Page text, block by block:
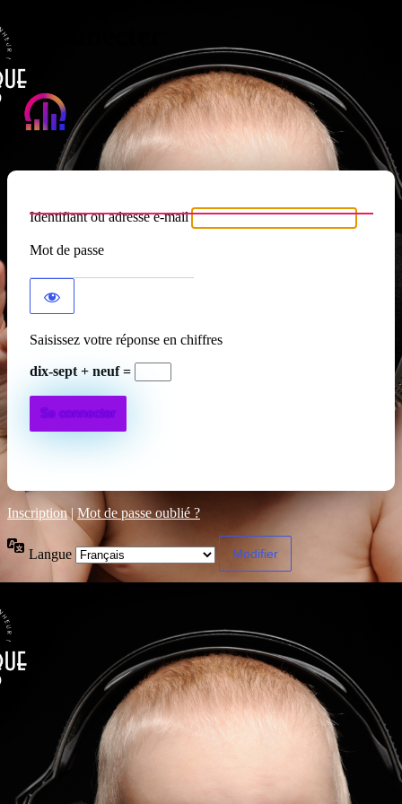
Se connecter
Atypique RADIO
Identifiant ou adresse e-mail
Mot de passe
Saisissez votre réponse en chiffres
dix-sept + neuf =
Inscription| Mot de passe oublié ?
Langue